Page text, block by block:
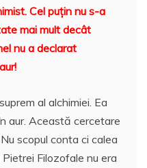
Cel puţin nu s-a
mai mult decât
nu a declarat
al alchimiei. Ea
aur. Această cercetare
scopul conta ci calea
Filozofale nu era